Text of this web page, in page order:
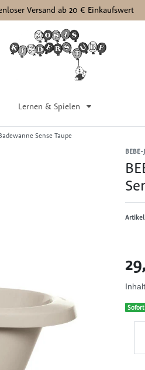
Versand ab 20 € Einkaufswert
Lernen & Spielen
Sense Taupe
BEBE-
Inhalt